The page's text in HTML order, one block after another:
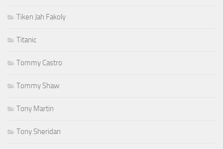
Tiken Jah Fakoly
Titanic
Tommy Castro
Tommy Shaw
Tony Martin
Tony Sheridan